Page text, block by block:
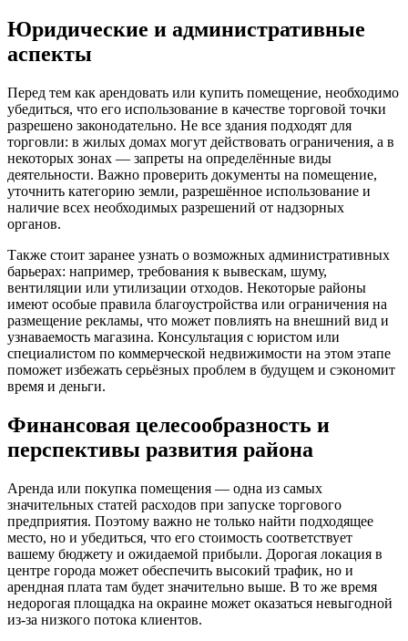
Юридические и административные
аспекты
Перед тем как арендовать или купить помещение, необходимо
убедиться, что его использование в качестве торговой точки
разрешено законодательно. Не все здания подходят для
торговли: в жилых домах могут действовать ограничения, а в
некоторых зонах — запреты на определённые виды
деятельности. Важно проверить документы на помещение,
уточнить категорию земли, разрешённое использование и
наличие всех необходимых разрешений от надзорных
органов.
Также стоит заранее узнать о возможных административных
барьерах: например, требования к вывескам, шуму,
вентиляции или утилизации отходов. Некоторые районы
имеют особые правила благоустройства или ограничения на
размещение рекламы, что может повлиять на внешний вид и
узнаваемость магазина. Консультация с юристом или
специалистом по коммерческой недвижимости на этом этапе
поможет избежать серьёзных проблем в будущем и сэкономит
время и деньги.
Финансовая целесообразность и
перспективы развития района
Аренда или покупка помещения — одна из самых
значительных статей расходов при запуске торгового
предприятия. Поэтому важно не только найти подходящее
место, но и убедиться, что его стоимость соответствует
вашему бюджету и ожидаемой прибыли. Дорогая локация в
центре города может обеспечить высокий трафик, но и
арендная плата там будет значительно выше. В то же время
недорогая площадка на окраине может оказаться невыгодной
из-за низкого потока клиентов.